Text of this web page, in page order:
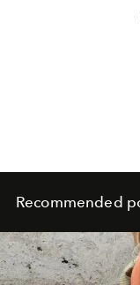
Recommended